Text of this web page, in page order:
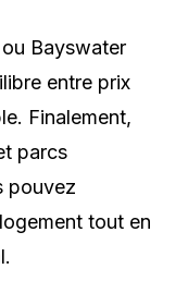
Bayswater
entre prix
Finalement,
parcs
pouvez
tout en